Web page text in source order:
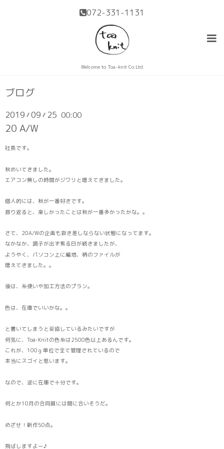
072-331-1131
Welcome to Toa-knit Co.Ltd
ブログ
2019 /09 / 25 00:00
20 A/W
社長です。
秋めいてきました。
エアコン無しの時間がジワリと増えてきました。
個人的には、秋が一番好きです。
振り返ると、楽しかったことは秋が一番多かったかな。。
さて、20A/Wの企画も抜き差しならない状態になってます。
なかなか、調子が出ず焦る日が続きましたが、
ようやく、パソコン上に編地、柄のファイルが
増えてきました。。
後は、糸使いや加工方法のプラン。
色は、在庫でいいかな。。
と書いてしまうと妥協しているみたいですが
何気に、Toa-Knitの色糸は2500色以上あるんです。
これが、100ｇ単位で全て管理されているので
本当にスゴイと思います。
なので、逆に在庫で十分です。
何とか10月の合同展には間に合いそうだ。
めざせ！新作50点。
飛ばしますよー♪